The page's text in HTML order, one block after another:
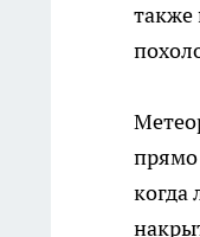
также
прямо
когда